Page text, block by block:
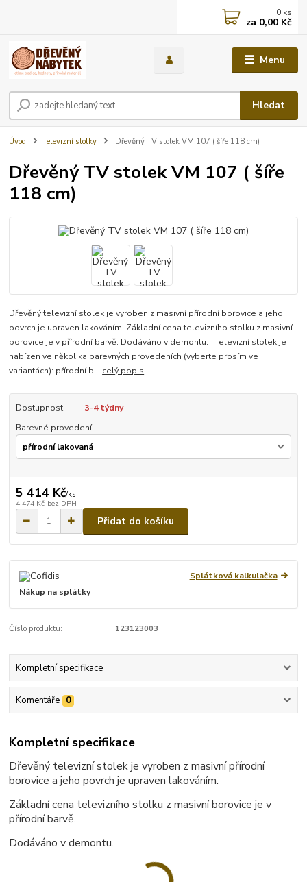
Menu
Hledat
0 ks
za 0,00 Kč
Úvod Televizní stolky Dřevěný TV stolek VM 107 ( šíře 118 cm)
Dřevěný TV stolek VM 107 ( šíře
118 cm)
Dřevěný televizní stolek je vyroben z masivní přírodní borovice a jeho
povrch je upraven lakováním. Základní cena televizního stolku z masivní
borovice je v přírodní barvě. Dodáváno v demontu. Televizní stolek je
nabízen ve několika barevných provedeních (vyberte prosím ve
variantách): přírodní b... celý popis
Dostupnost
3-4 týdny
Barevné provedení
5 414 Kč/ks
4 474 Kč bez DPH
Přidat do košíku
Splátková kalkulačka
Nákup na splátky
Číslo produktu: 123123003
Kompletní specifikace
Komentáře 0
Kompletní specifikace
Dřevěný televizní stolek je vyroben z masivní přírodní
borovice a jeho povrch je upraven lakováním.
Základní cena televizního stolku z masivní borovice je v
přírodní barvě.
Dodáváno v demontu.